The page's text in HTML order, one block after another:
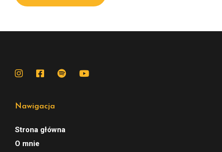
Nawigacja
Strona główna
O mnie